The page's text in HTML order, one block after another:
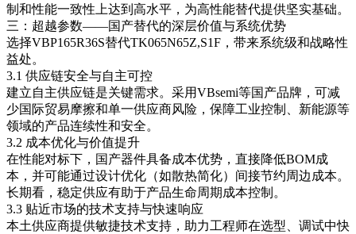
制和性能一致性上达到高水平，为高性能替代提供坚实基础。
三：超越参数——国产替代的深层价值与系统优势
选择VBP165R36S替代TK065N65Z,S1F，带来系统级和战略性
益处。
3.1 供应链安全与自主可控
建立自主供应链是关键需求。采用VBsemi等国产品牌，可减
少国际贸易摩擦和单一供应商风险，保障工业控制、新能源等
领域的产品连续性和安全。
3.2 成本优化与价值提升
在性能对标下，国产器件具备成本优势，直接降低BOM成
本，并可能通过设计优化（如散热简化）间接节约周边成本。
长期看，稳定供应有助于产品生命周期成本控制。
3.3 贴近市场的技术支持与快速响应
本土供应商提供敏捷技术支持，助力工程师在选型、调试中快